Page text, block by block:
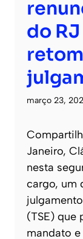
do
março 23,
Janeiro,
nesta
cargo, um
(TSE) que
mandato